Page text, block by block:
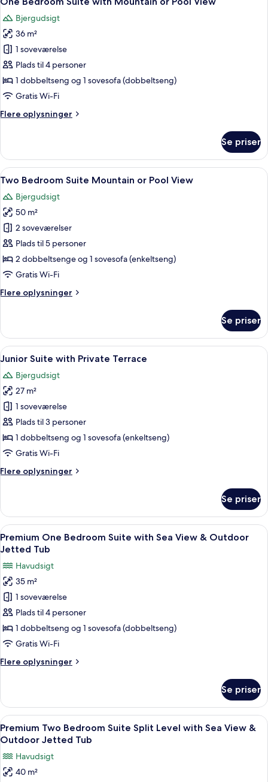
alle
billeder
af
One
Bedroom
Suite
with
or
Bjergudsigt
36 m²
1 soveværelse
Plads til 4 personer
1 dobbeltseng og 1 sovesofa (dobbeltseng)
Gratis Wi-Fi
Flere oplysninger
Flere
Bedroom
Suite
with
or
Pool
View
Se priser
Indlæs
alle
billeder
af
Two
Bedroom
Suite
Mountain
Pool
Et moderne hotelværelse med en
8
Two Bedroom Suite Mountain or Pool View
Bjergudsigt
50 m²
2 soveværelser
Plads til 5 personer
2 dobbeltsenge og 1 sovesofa (enkeltseng)
Gratis Wi-Fi
Flere oplysninger
Flere
Bedroom
Suite
Mountain
Pool
View
Se priser
Indlæs
alle
billeder
af
Junior
Suite
with
Private
Et hotelværelse med en seng, en blå
12
Junior Suite with Private Terrace
Bjergudsigt
27 m²
1 soveværelse
Plads til 3 personer
1 dobbeltseng og 1 sovesofa (enkeltseng)
Gratis Wi-Fi
Flere oplysninger
Flere
Suite
with
Private
Terrace
Se priser
Indlæs
alle
af
Premium
One
Bedroom
Suite
with
View
Jetted
Tub
Boblebad med udsigt til
13
Premium One Bedroom Suite with Sea View & Outdoor
Jetted Tub
Havudsigt
35 m²
1 soveværelse
Plads til 4 personer
1 dobbeltseng og 1 sovesofa (dobbeltseng)
Gratis Wi-Fi
Flere oplysninger
Flere
One
Bedroom
Suite
with
View
&
Outdoor
Se priser
Indlæs
alle
af
Premium
Et par i badekåber ved en pool med
9
Premium Two Bedroom Suite Split Level with Sea View &
Outdoor Jetted Tub
Havudsigt
40 m²